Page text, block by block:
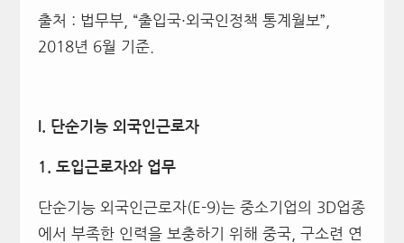
출처 : 법무부, “출입국·외국인정책 통계월보”,
2018년 6월 기준.
I. 단순기능 외국인근로자
1. 도입근로자와 업무
단순기능 외국인근로자(E-9)는 중소기업의 3D업종
에서 부족한 인력을 보충하기 위해 중국, 구소련 연